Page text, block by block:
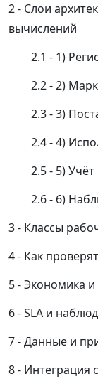
Слои
вычислений
1)
2)
3)
4)
5)
6)
Классы
Как
Экономика
SLA и
Данные и
Интеграция